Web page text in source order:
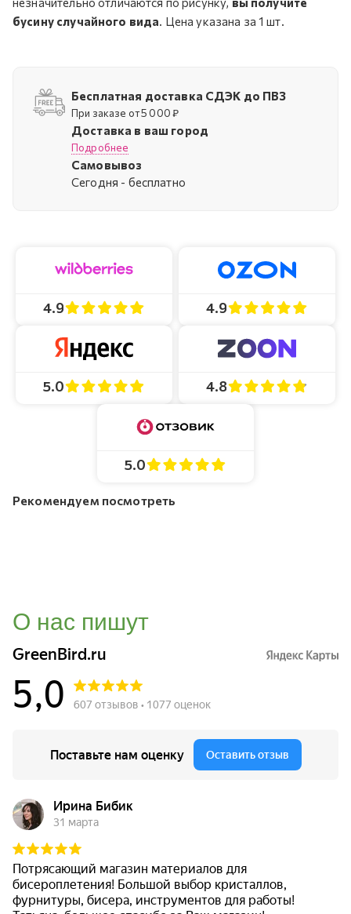
бусину случайного вида . Цена указана за 1 шт.
Бесплатная доставка СДЭК до ПВЗ
При заказе от 5 000 ₽
Доставка в ваш город
Подробнее
Самовывоз
Cегодня - бесплатно
4.9 4.9
5.0 4.8
5.0
Рекомендуем посмотреть
О нас пишут